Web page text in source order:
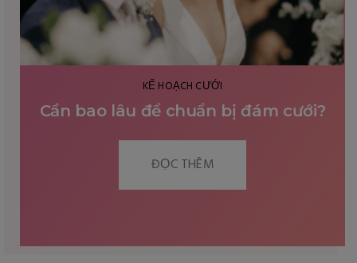
KẾ HOẠCH CƯỚI
5 điều quan trọng khi tìm nhiếp ảnh gia
ĐỌC THÊM